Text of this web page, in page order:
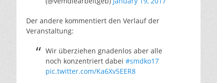
Der andere kommentiert den Verlauf der
Veranstaltung:
Wir überziehen gnadenlos aber alle
noch konzentriert dabei #smdko17
pic.twitter.com/Ka6Xv5EER8